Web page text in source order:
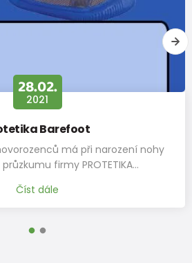
Jak změřit nohu a
Klíč k pohodlí? Správná
Výběr správné